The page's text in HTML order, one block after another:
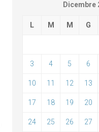
Dicembre
L M M G
3 4 5 6
10 11 12 13
17 18 19 20
24 25 26 27